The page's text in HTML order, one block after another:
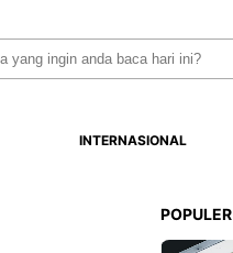
INTERNASIONAL
POPULER